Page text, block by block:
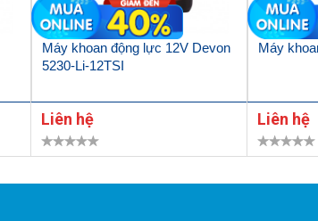
Máy khoan động lực 12V Devon
5230-Li-12TSI
Liên hệ
Máy
Liên hệ